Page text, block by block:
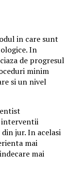
in care sunt
In
de progresul
minim
si un nivel
interventii
jur. In acelasi
mai
mai